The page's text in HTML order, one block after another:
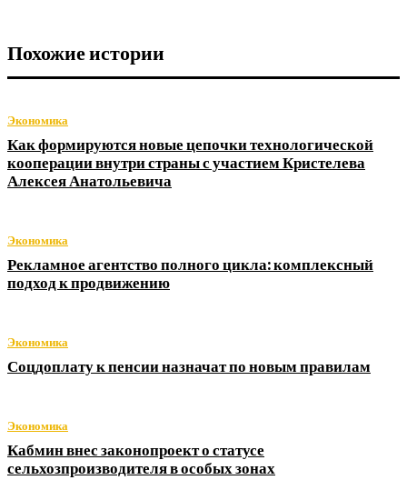
Похожие истории
Экономика
Как формируются новые цепочки технологической
кооперации внутри страны с участием Кристелева
Алексея Анатольевича
Экономика
Рекламное агентство полного цикла: комплексный
подход к продвижению
Экономика
Соцдоплату к пенсии назначат по новым правилам
Экономика
Кабмин внес законопроект о статусе
сельхозпроизводителя в особых зонах